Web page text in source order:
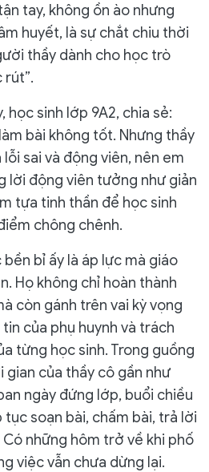
tay, không ồn ào nhưng
huyết, là sự chắt chiu thời
thầy dành cho học trò
rút”.
học sinh lớp 9A2, chia sẻ:
bài không tốt. Nhưng thầy
sai và động viên, nên em
lời động viên tưởng như giản
tựa tinh thần để học sinh
chông chênh.
bền bỉ ấy là áp lực mà giáo
Họ không chỉ hoàn thành
còn gánh trên vai kỳ vọng
của phụ huynh và trách
từng học sinh. Trong guồng
gian của thầy cô gần như
ngày đứng lớp, buổi chiều
soạn bài, chấm bài, trả lời
Có những hôm trở về khi phố
việc vẫn chưa dừng lại.